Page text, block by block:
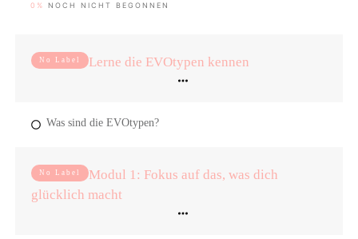
0% NOCH NICHT BEGONNEN
No Label Lerne die EVOtypen kennen
Was sind die EVOtypen?
No Label
Modul 1: Fokus auf das, was dich
glücklich macht